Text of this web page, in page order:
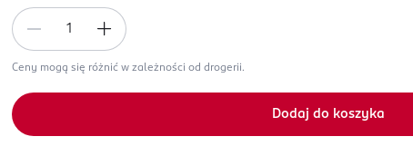
Ceny mogą się różnić w zależności od drogerii.
Dodaj do koszyka